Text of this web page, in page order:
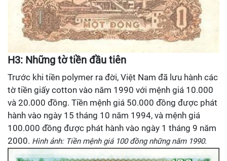
H3: Những tờ tiền đầu tiên
Trước khi tiền polymer ra đời, Việt Nam đã lưu hành các
tờ tiền giấy cotton vào năm 1990 với mệnh giá 10.000
và 20.000 đồng. Tiền mệnh giá 50.000 đồng được phát
hành vào ngày 15 tháng 10 năm 1994, và mệnh giá
100.000 đồng được phát hành vào ngày 1 tháng 9 năm
2000. Hình ảnh: Tiền mệnh giá 100 đồng những năm 1990.